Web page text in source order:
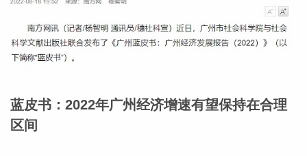
蓝皮书：2022年广州经济增速有望保持在合理
区间